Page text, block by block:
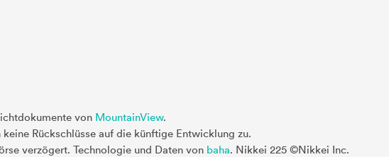
von MountainView.
Rückschlüsse auf die künftige Entwicklung zu.
verzögert. Technologie und Daten von baha. Nikkei 225 ©Nikkei Inc.